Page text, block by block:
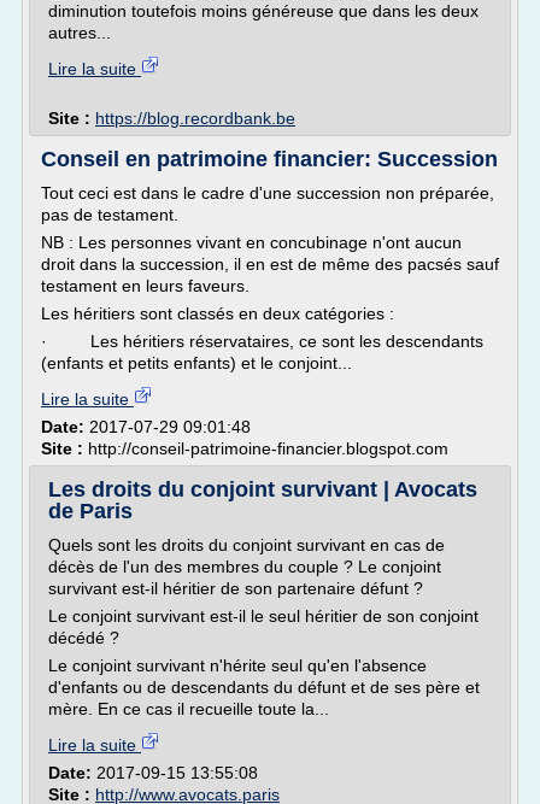
diminution toutefois moins généreuse que dans les deux
autres...
Lire la suite
Site : https://blog.recordbank.be
Conseil en patrimoine financier: Succession
Tout ceci est dans le cadre d'une succession non préparée,
pas de testament.
NB : Les personnes vivant en concubinage n'ont aucun
droit dans la succession, il en est de même des pacsés sauf
testament en leurs faveurs.
Les héritiers sont classés en deux catégories :
· Les héritiers réservataires, ce sont les descendants
(enfants et petits enfants) et le conjoint...
Lire la suite
Date: 2017-07-29 09:01:48
Site : http://conseil-patrimoine-financier.blogspot.com
Les droits du conjoint survivant | Avocats
de Paris
Quels sont les droits du conjoint survivant en cas de
décès de l'un des membres du couple ? Le conjoint
survivant est-il héritier de son partenaire défunt ?
Le conjoint survivant est-il le seul héritier de son conjoint
décédé ?
Le conjoint survivant n'hérite seul qu'en l'absence
d'enfants ou de descendants du défunt et de ses père et
mère. En ce cas il recueille toute la...
Lire la suite
Date: 2017-09-15 13:55:08
Site : http://www.avocats.paris